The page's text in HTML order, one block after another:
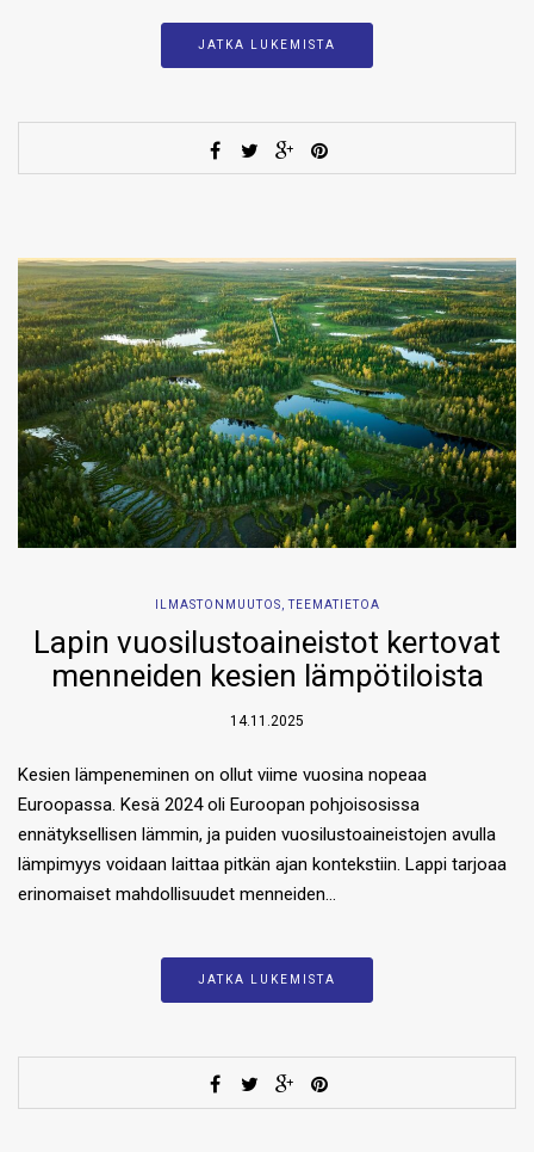
JATKA LUKEMISTA
ILMASTONMUUTOS ,TEEMATIETOA
Lapin vuosilustoaineistot kertovat
menneiden kesien lämpötiloista
14.11.2025
Kesien lämpeneminen on ollut viime vuosina nopeaa
Euroopassa. Kesä 2024 oli Euroopan pohjoisosissa
ennätyksellisen lämmin, ja puiden vuosilustoaineistojen avulla
lämpimyys voidaan laittaa pitkän ajan kontekstiin. Lappi tarjoaa
erinomaiset mahdollisuudet menneiden…
JATKA LUKEMISTA